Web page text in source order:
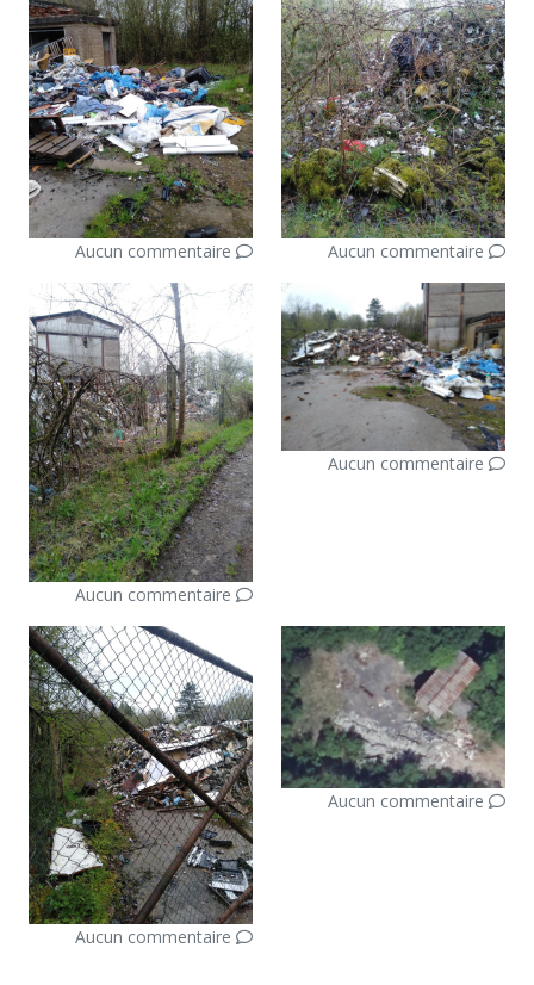
Aucun commentaire Aucun commentaire
Aucun commentaire
Aucun commentaire
Aucun commentaire
Aucun commentaire